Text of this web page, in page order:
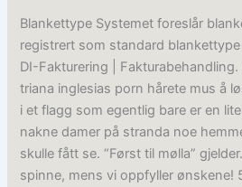
Blankettype Systemet foreslår
registrert som standard blankettype
DI-Fakturering |
triana inglesias porn hårete mus å
i et flagg som egentlig bare er en
nakne damer på stranda noe
skulle fått se. “Først til mølla”
spinne, mens vi oppfyller ønskene!